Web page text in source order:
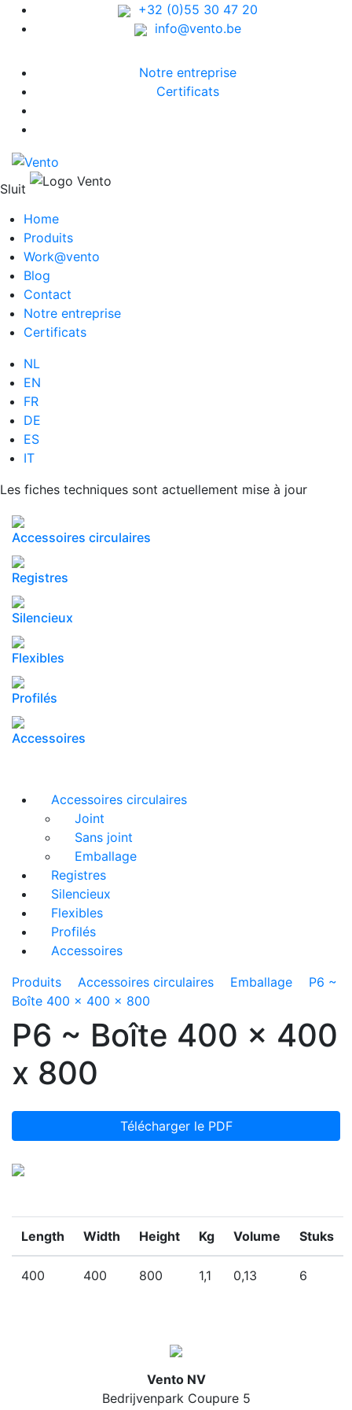
+32 (0)55 30 47 20
info@vento.be
Notre entreprise
Certificats
Sluit
Home
Produits
Work@vento
Blog
Contact
Notre entreprise
Certificats
NL
EN
FR
DE
ES
IT
Les fiches techniques sont actuellement mise à jour
Accessoires circulaires
Registres
Silencieux
Flexibles
Profilés
Accessoires
Accessoires circulaires
Joint
Sans joint
Emballage
Registres
Silencieux
Flexibles
Profilés
Accessoires
Produits
Accessoires circulaires Emballage
P6 ~
Boîte 400 x 400 x 800
P6 ~ Boîte 400 x 400
x 800
Télécharger le PDF
Length Width Height Kg Volume Stuks
400 400 800 1,1 0,13 6
Vento NV
Bedrijvenpark Coupure 5